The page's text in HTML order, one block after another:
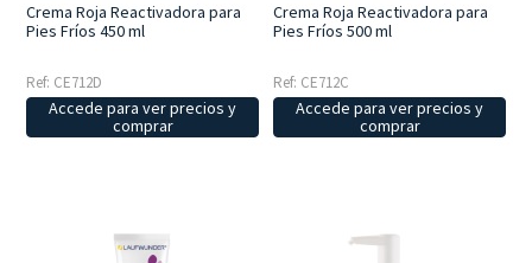
Crema Roja Reactivadora para
Pies Fríos 450 ml
Ref: CE712D
Accede para ver precios y
comprar
Crema Roja Reactivadora para
Pies Fríos 500 ml
Ref: CE712C
Accede para ver precios y
comprar